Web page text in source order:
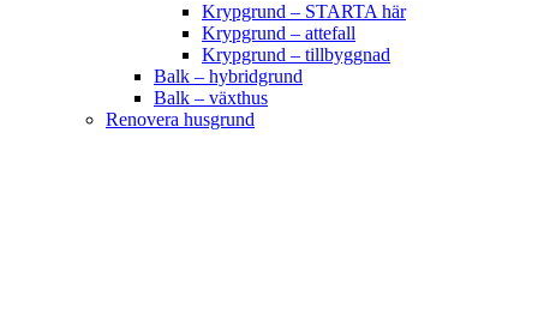
Krypgrund – STARTA här
Krypgrund – attefall
Krypgrund – tillbyggnad
Balk – hybridgrund
Balk – växthus
Renovera husgrund